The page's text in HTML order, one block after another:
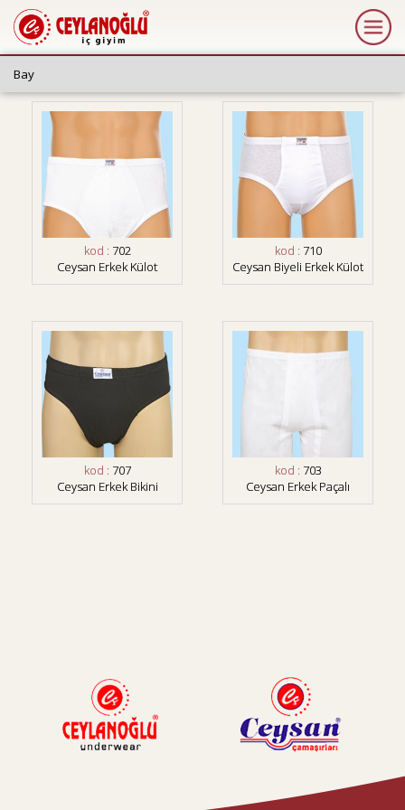
kod : 702
Ceysan Erkek Külot
kod : 710
Ceysan Biyeli Erkek Külot
kod : 707
Ceysan Erkek Bikini
kod : 703
Ceysan Erkek Paçalı